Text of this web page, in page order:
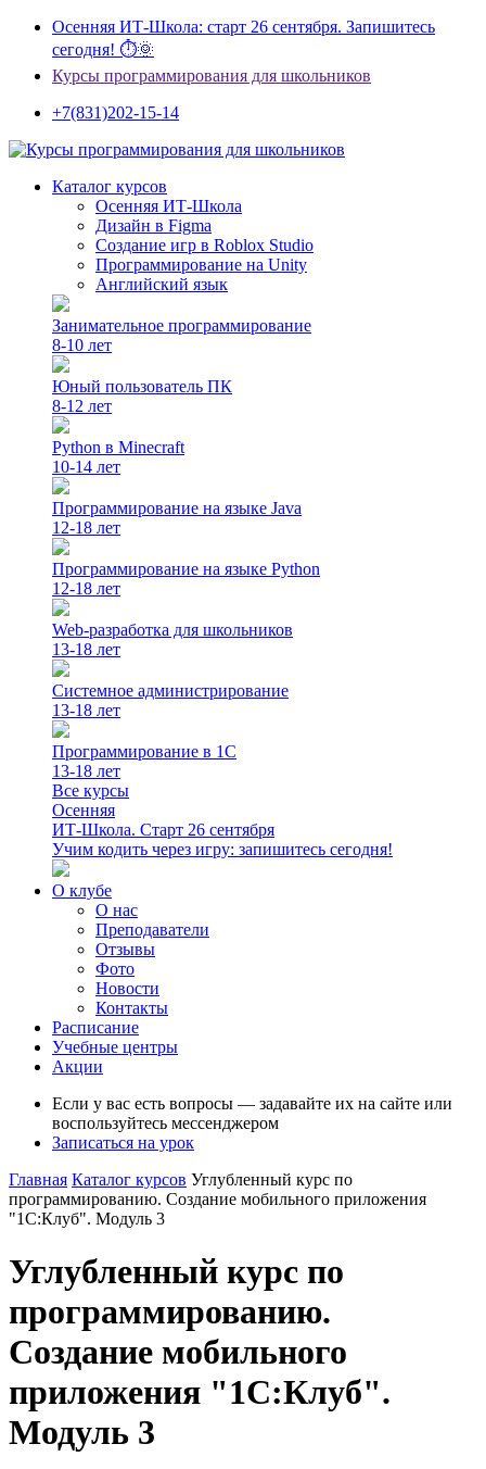
Осенняя ИТ-Школа: старт 26 сентября. Запишитесь
сегодня! ⏱🌞
Курсы программирования для школьников
+7(831)202-15-14
Каталог курсов
Осенняя ИТ-Школа
Дизайн в Figma
Создание игр в Roblox Studio
Программирование на Unity
Английский язык
Занимательное программирование
8-10 лет
Юный пользователь ПК
8-12 лет
Python в Minecraft
10-14 лет
Программирование на языке Java
12-18 лет
Программирование на языке Python
12-18 лет
Web-разработка для школьников
13-18 лет
Системное администрирование
13-18 лет
Программирование в 1С
13-18 лет
Все курсы
Осенняя
ИТ-Школа. Старт 26 сентября
Учим кодить через игру: запишитесь сегодня!
О клубе
О нас
Преподаватели
Отзывы
Фото
Новости
Контакты
Расписание
Учебные центры
Акции
Если у вас есть вопросы — задавайте их на сайте или
воспользуйтесь мессенджером
Записаться на урок
Главная Каталог курсов Углубленный курс по
программированию. Создание мобильного приложения
"1С:Клуб". Модуль 3
Углубленный курс по
программированию.
Создание мобильного
приложения "1С:Клуб".
Модуль 3